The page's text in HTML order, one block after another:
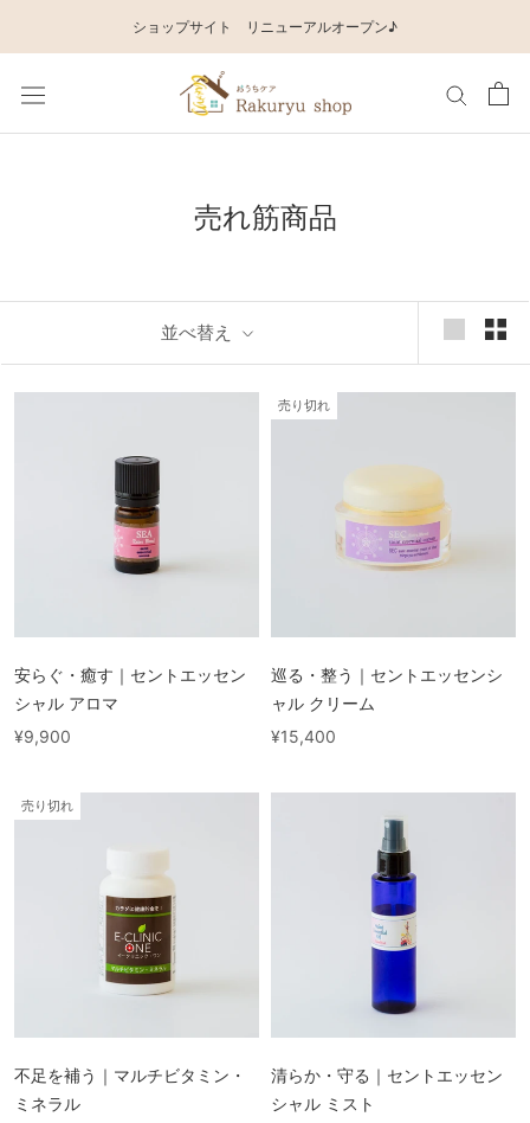
キ
ショップサイト リニューアルオープン♪
売れ筋商品
並べ替え
安らぐ・癒す｜セントエッセン
シャル アロマ
¥9,900
売り切れ
巡る・整う｜セントエッセンシ
ャル クリーム
¥15,400
売り切れ
不足を補う｜マルチビタミン・
ミネラル
清らか・守る｜セントエッセン
シャル ミスト